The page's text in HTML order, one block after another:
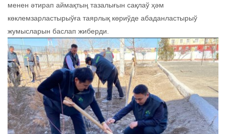
менен әтирап аймақтың тазалығын сақлаў ҳәм
көклемзарластырыўға таярлық көриўде абаданластырыў
жумысларын баслап жиберди.